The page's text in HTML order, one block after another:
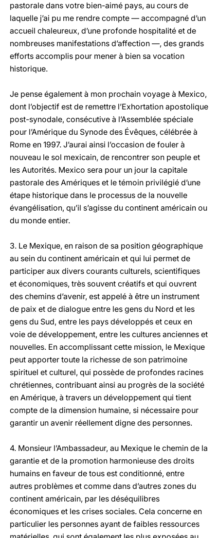
pastorale dans votre bien-aimé pays, au cours de
laquelle j’ai pu me rendre compte — accompagné d’un
accueil chaleureux, d’une profonde hospitalité et de
nombreuses manifestations d’affection —, des grands
efforts accomplis pour mener à bien sa vocation
historique.
Je pense également à mon prochain voyage à Mexico,
dont l’objectif est de remettre l’Exhortation apostolique
post-synodale, consécutive à l’Assemblée spéciale
pour l’Amérique du Synode des Évêques, célébrée à
Rome en 1997. J’aurai ainsi l’occasion de fouler à
nouveau le sol mexicain, de rencontrer son peuple et
les Autorités. Mexico sera pour un jour la capitale
pastorale des Amériques et le témoin privilégié d’une
étape historique dans le processus de la nouvelle
évangélisation, qu’il s’agisse du continent américain ou
du monde entier.
3. Le Mexique, en raison de sa position géographique
au sein du continent américain et qui lui permet de
participer aux divers courants culturels, scientifiques
et économiques, très souvent créatifs et qui ouvrent
des chemins d’avenir, est appelé à être un instrument
de paix et de dialogue entre les gens du Nord et les
gens du Sud, entre les pays développés et ceux en
voie de développement, entre les cultures anciennes et
nouvelles. En accomplissant cette mission, le Mexique
peut apporter toute la richesse de son patrimoine
spirituel et culturel, qui possède de profondes racines
chrétiennes, contribuant ainsi au progrès de la société
en Amérique, à travers un développement qui tient
compte de la dimension humaine, si nécessaire pour
garantir un avenir réellement digne des personnes.
4. Monsieur l’Ambassadeur, au Mexique le chemin de la
garantie et de la promotion harmonieuse des droits
humains en faveur de tous est conditionné, entre
autres problèmes et comme dans d’autres zones du
continent américain, par les déséquilibres
économiques et les crises sociales. Cela concerne en
particulier les personnes ayant de faibles ressources